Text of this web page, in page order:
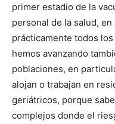
primer estadio de la
personal de la salud,
prácticamente todos
hemos avanzando
poblaciones, en
alojan o trabajan en
geriátricos, porque
complejos donde el